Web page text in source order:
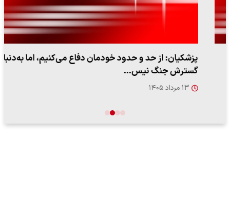
پزشکیان: از حد و حدود خودمان دفاع می‌کنیم، اما به‌دنبال
گسترش جنگ نیس…